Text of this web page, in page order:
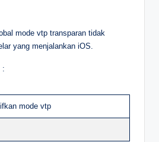
mode vtp transparan tidak
yang menjalankan iOS.
:
mode vtp